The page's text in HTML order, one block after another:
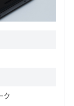
ク